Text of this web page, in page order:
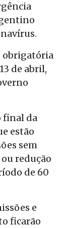
obrigatória
de abril,
final da
estão
sem
redução
de 60
e
ficarão